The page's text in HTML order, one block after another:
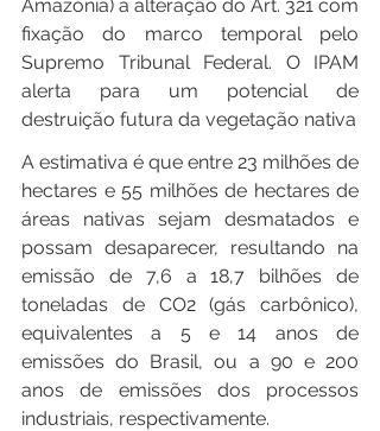
Amazônia) a alteração do Art. 321 com
fixação do marco temporal pelo
Supremo Tribunal Federal. O IPAM
alerta para um potencial de
destruição futura da vegetação nativa
A estimativa é que entre 23 milhões de
hectares e 55 milhões de hectares de
áreas nativas sejam desmatados e
possam desaparecer, resultando na
emissão de 7,6 a 18,7 bilhões de
toneladas de CO2 (gás carbônico),
equivalentes a 5 e 14 anos de
emissões do Brasil, ou a 90 e 200
anos de emissões dos processos
industriais, respectivamente.